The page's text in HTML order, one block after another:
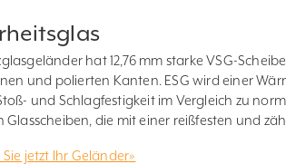
hat 12,76 mm starke VSG-
und polierten Kanten. ESG wird einer
und Schlagfestigkeit im Vergleich zu
Glasscheiben, die mit einer reißfesten und
Sie jetzt Ihr Geländer»